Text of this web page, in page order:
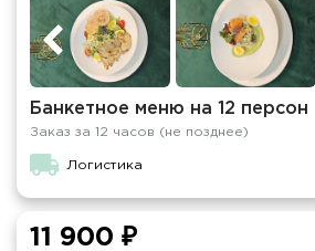
Банкетное меню на 12 персон
Заказ за 12 часов (не позднее)
Логистика
11 900 ₽